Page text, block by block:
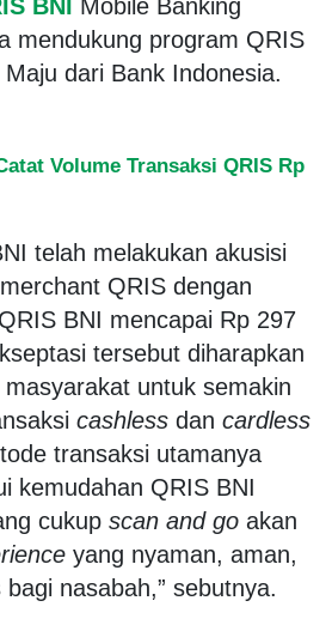
BNI Mobile Banking
mendukung program QRIS
dari Bank Indonesia.
Volume Transaksi QRIS Rp
telah melakukan akusisi
QRIS dengan
BNI mencapai Rp 297
tersebut diharapkan
untuk semakin
cashless dan cardless
transaksi utamanya
kemudahan QRIS BNI
cukup scan and go akan
yang nyaman, aman,
nasabah,” sebutnya.